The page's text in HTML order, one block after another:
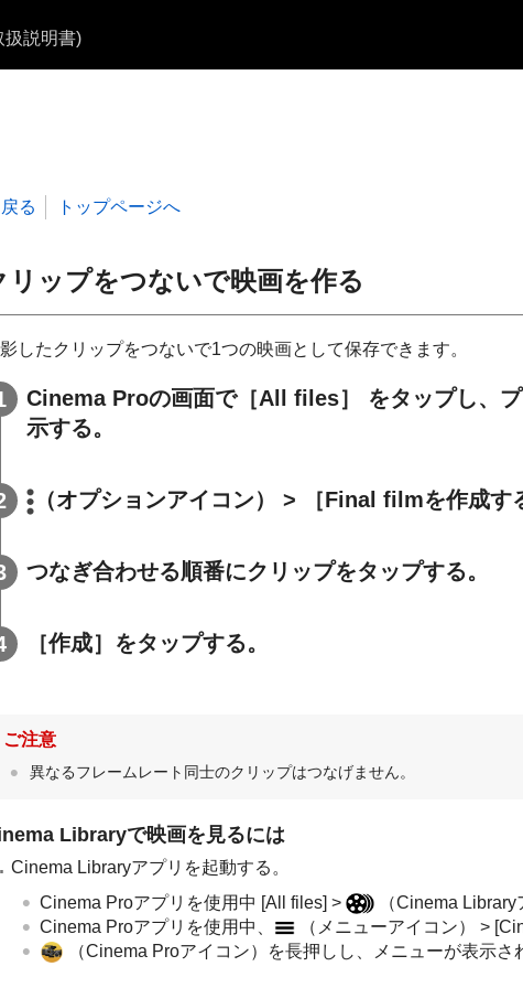
扱説明書)
戻る トップページへ
リップをつないで映画を作る
したクリップをつないで1つの映画として保存できます。
Cinema Proの画面で［All files］ をタップし、
示する。
（オプションアイコン） > ［Final filmを作成す
つなぎ合わせる順番にクリップをタップする。
［作成］をタップする。
ご注意
異なるフレームレート同士のクリップはつなげません。
Libraryで映画を見るには
Cinema Libraryアプリを起動する。
Cinema Proアプリを使用中 [All files] >
（Cinema Library
Cinema Proアプリを使用中、
（メニューアイコン） >
（Cinema Proアイコン）を長押しし、メニューが表示さ